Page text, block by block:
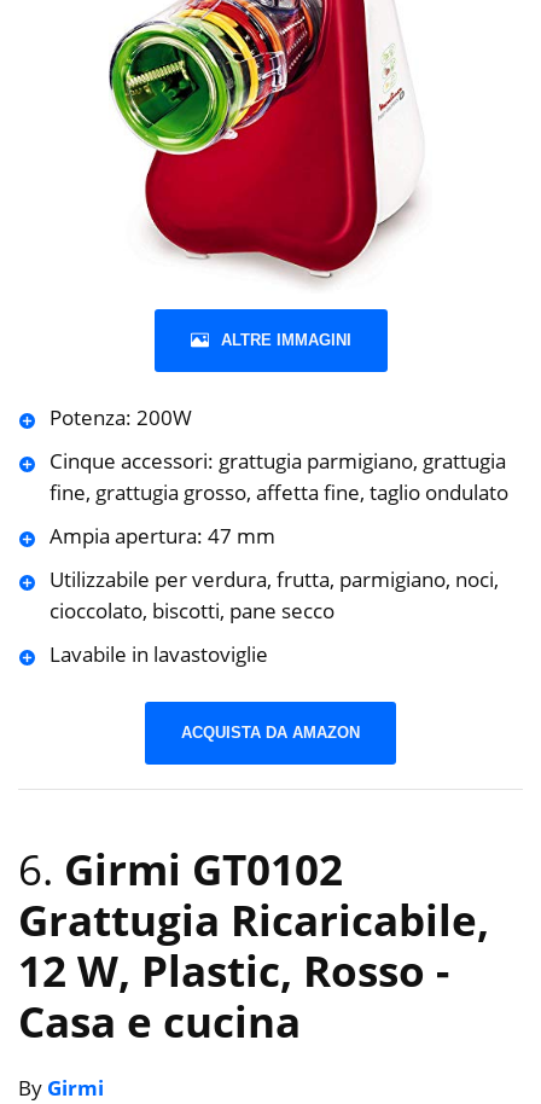
ALTRE IMMAGINI
Potenza: 200W
Cinque accessori: grattugia parmigiano, grattugia
fine, grattugia grosso, affetta fine, taglio ondulato
Ampia apertura: 47 mm
Utilizzabile per verdura, frutta, parmigiano, noci,
cioccolato, biscotti, pane secco
Lavabile in lavastoviglie
ACQUISTA DA AMAZON
6. Girmi GT0102
Grattugia Ricaricabile,
12 W, Plastic, Rosso -
Casa e cucina
By Girmi